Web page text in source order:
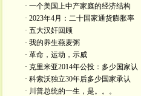
· 一个美国上中产家庭的经济结构
· 2023年4月：二十国家通货膨胀率
· 五大汉奸回顾
· 我的养生燕麦粥
· 革命，运动，示威
· 克里米亚2014年公投：多少国家认
· 科索沃独立30年后多少国家承认
· 川普总统的一生，是。。。